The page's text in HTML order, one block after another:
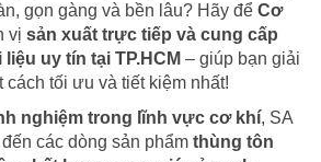
gọn gàng và bền lâu? Hãy để Cơ
vị sản xuất trực tiếp và cung cấp
uy tín tại TP.HCM – giúp bạn giải
cách tối ưu và tiết kiệm nhất!
nghiệm trong lĩnh vực cơ khí, SA
các dòng sản phẩm thùng tôn